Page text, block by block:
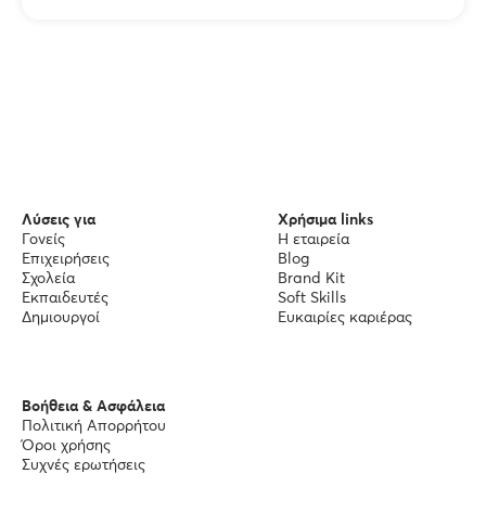
Λύσεις για
Γονείς
Επιχειρήσεις
Σχολεία
Εκπαιδευτές
Δημιουργοί
Χρήσιμα links
Η εταιρεία
Blog
Brand Kit
Soft Skills
Ευκαιρίες καριέρας
Βοήθεια & Ασφάλεια
Πολιτική Απορρήτου
Όροι χρήσης
Συχνές ερωτήσεις